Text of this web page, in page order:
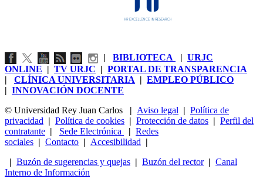
| BIBLIOTECA | URJC
ONLINE | TV URJC | PORTAL DE TRANSPARENCIA
| CLÍNICA UNIVERSITARIA | EMPLEO PÚBLICO
| INNOVACIÓN DOCENTE
© Universidad Rey Juan Carlos
| Aviso legal | Política de
privacidad | Política de cookies | Protección de datos | Perfil del
contratante | Sede Electrónica | Redes
sociales | Contacto | Accesibilidad |
| Buzón de sugerencias y quejas | Buzón del rector| Canal
Interno de Información